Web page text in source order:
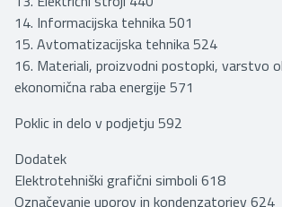
14. Informacijska tehnika 501
15. Avtomatizacijska tehnika 524
16. Materiali, proizvodni postopki, varstvo
ekonomična raba energije 571
Poklic in delo v podjetju 592
Dodatek
Elektrotehniški grafični simboli 618
Označevanje uporov in kondenzatorjev 624